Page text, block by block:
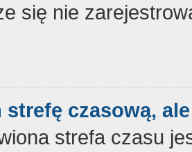
się nie
strefę czasową,
strefa czasu